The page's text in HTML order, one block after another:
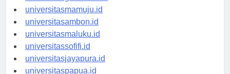
universitasgorontalo.id
universitasmamuju.id
universitasambon.id
universitasmaluku.id
universitassofifi.id
universitasjayapura.id